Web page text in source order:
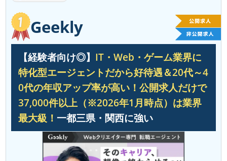
Geekly
【経験者向け◎】 IT・Web・ゲーム業界に
特化型エージェントだから好待遇＆20代～4
0代の年収アップ率が高い！公開求人だけで
37,000件以上（※2026年1月時点）は業界
最大級！ 一都三県・関西に強い